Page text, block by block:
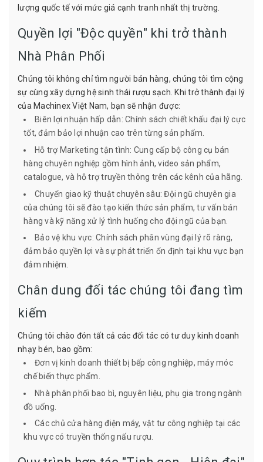
lượng quốc tế với mức giá cạnh tranh nhất thị trường.
Quyền lợi "Độc quyền" khi trở thành
Nhà Phân Phối
Chúng tôi không chỉ tìm người bán hàng, chúng tôi tìm cộng
sự cùng xây dựng hệ sinh thái rượu sạch. Khi trở thành đại lý
của Machinex Việt Nam, bạn sẽ nhận được:
Biên lợi nhuận hấp dẫn: Chính sách chiết khấu đại lý cực
tốt, đảm bảo lợi nhuận cao trên từng sản phẩm.
Hỗ trợ Marketing tận tình: Cung cấp bộ công cụ bán
hàng chuyên nghiệp gồm hình ảnh, video sản phẩm,
catalogue, và hỗ trợ truyền thông trên các kênh của hãng.
Chuyển giao kỹ thuật chuyên sâu: Đội ngũ chuyên gia
của chúng tôi sẽ đào tạo kiến thức sản phẩm, tư vấn bán
hàng và kỹ năng xử lý tình huống cho đội ngũ của bạn.
Bảo vệ khu vực: Chính sách phân vùng đại lý rõ ràng,
đảm bảo quyền lợi và sự phát triển ổn định tại khu vực bạn
đảm nhiệm.
Chân dung đối tác chúng tôi đang tìm
kiếm
Chúng tôi chào đón tất cả các đối tác có tư duy kinh doanh
nhạy bén, bao gồm:
Đơn vị kinh doanh thiết bị bếp công nghiệp, máy móc
chế biến thực phẩm.
Nhà phân phối bao bì, nguyên liệu, phụ gia trong ngành
đồ uống.
Các chủ cửa hàng điện máy, vật tư công nghiệp tại các
khu vực có truyền thống nấu rượu.